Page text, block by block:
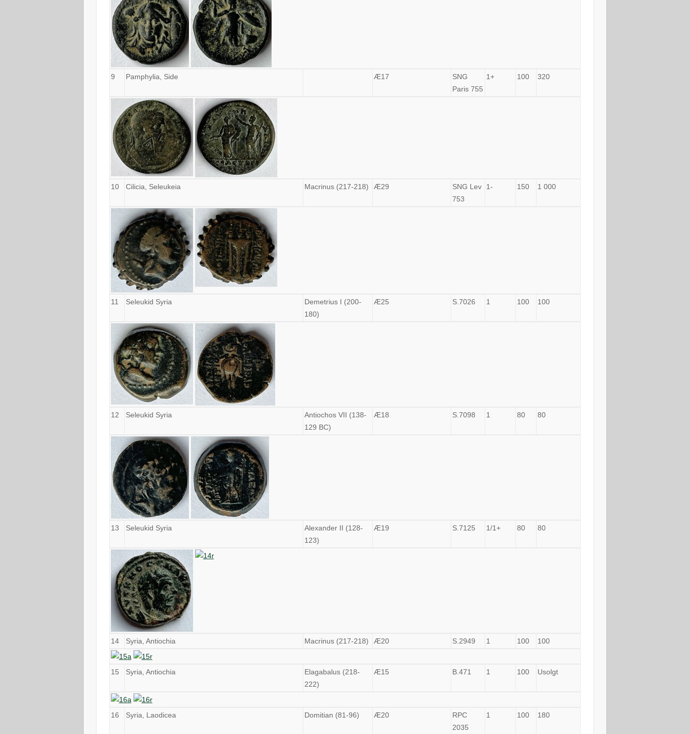
9 Pamphylia, Side Æ17
SNG
Paris 755
1+ 100 320
10 Cilicia, Seleukeia Macrinus (217-218) Æ29
SNG Lev
753
1- 150 1 000
11 Seleukid Syria
Demetrius I (200-
180)
Æ25 S.7026 1 100 100
12 Seleukid Syria
Antiochos VII (138-
129 BC)
Æ18 S.7098 1 80 80
13 Seleukid Syria
Alexander II (128-
123)
Æ19 S.7125 1/1+ 80 80
14 Syria, Antiochia Macrinus (217-218) Æ20 S.2949 1 100 100
15 Syria, Antiochia
Elagabalus (218-
222)
Æ15 B.471 1 100 Usolgt
16 Syria, Laodicea Domitian (81-96) Æ20
RPC
2035
1 100 180